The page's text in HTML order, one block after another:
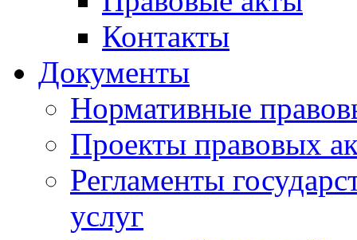
Контакты
Документы
Нормативные
Проекты правовых
Регламенты
услуг